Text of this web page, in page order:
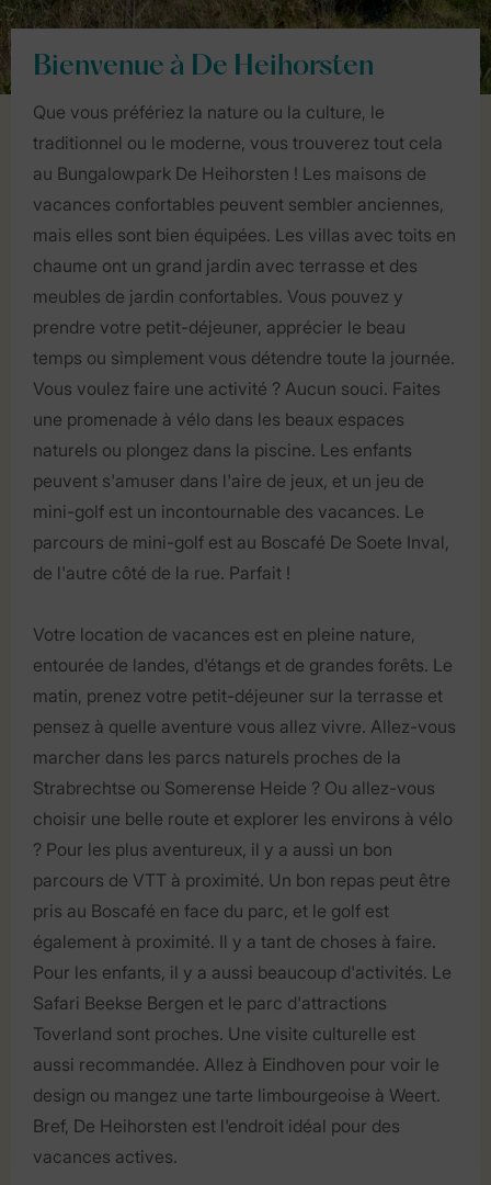
Bienvenue à De Heihorsten
Que vous préfériez la nature ou la culture, le
traditionnel ou le moderne, vous trouverez tout cela
au Bungalowpark De Heihorsten ! Les maisons de
vacances confortables peuvent sembler anciennes,
mais elles sont bien équipées. Les villas avec toits en
chaume ont un grand jardin avec terrasse et des
meubles de jardin confortables. Vous pouvez y
prendre votre petit-déjeuner, apprécier le beau
temps ou simplement vous détendre toute la journée.
Vous voulez faire une activité ? Aucun souci. Faites
une promenade à vélo dans les beaux espaces
naturels ou plongez dans la piscine. Les enfants
peuvent s'amuser dans l'aire de jeux, et un jeu de
mini-golf est un incontournable des vacances. Le
parcours de mini-golf est au Boscafé De Soete Inval,
de l'autre côté de la rue. Parfait !
Votre location de vacances est en pleine nature,
entourée de landes, d'étangs et de grandes forêts. Le
matin, prenez votre petit-déjeuner sur la terrasse et
pensez à quelle aventure vous allez vivre. Allez-vous
marcher dans les parcs naturels proches de la
Strabrechtse ou Somerense Heide ? Ou allez-vous
choisir une belle route et explorer les environs à vélo
? Pour les plus aventureux, il y a aussi un bon
parcours de VTT à proximité. Un bon repas peut être
pris au Boscafé en face du parc, et le golf est
également à proximité. Il y a tant de choses à faire.
Pour les enfants, il y a aussi beaucoup d'activités. Le
Safari Beekse Bergen et le parc d'attractions
Toverland sont proches. Une visite culturelle est
aussi recommandée. Allez à Eindhoven pour voir le
design ou mangez une tarte limbourgeoise à Weert.
Bref, De Heihorsten est l'endroit idéal pour des
vacances actives.